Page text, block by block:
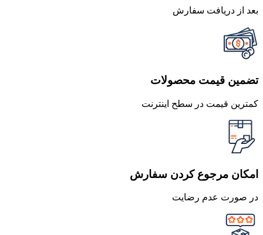
بعد از دریافت سفارش
تضمین قیمت محصولات
کمترین قیمت در سطح اینترنت
امکان مرجوع کردن سفارش
در صورت عدم رضایت